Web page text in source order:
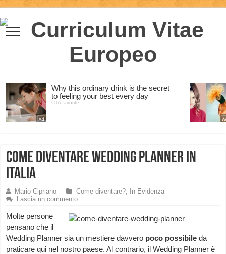
Come diventare Wedding Planner in
Italia
Mario Cipriano Come diventare?,
In Evidenza
Lascia un commento
Molte persone
pensano che il
Wedding Planner sia un mestiere davvero poco possibile da
praticare qui nel nostro paese. Al contrario, il Wedding Planner è